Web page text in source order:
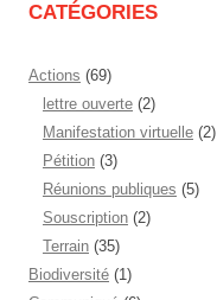
CATÉGORIES
Actions (69)
lettre ouverte (2)
Manifestation virtuelle (2)
Pétition (3)
Réunions publiques (5)
Souscription (2)
Terrain (35)
Biodiversité (1)